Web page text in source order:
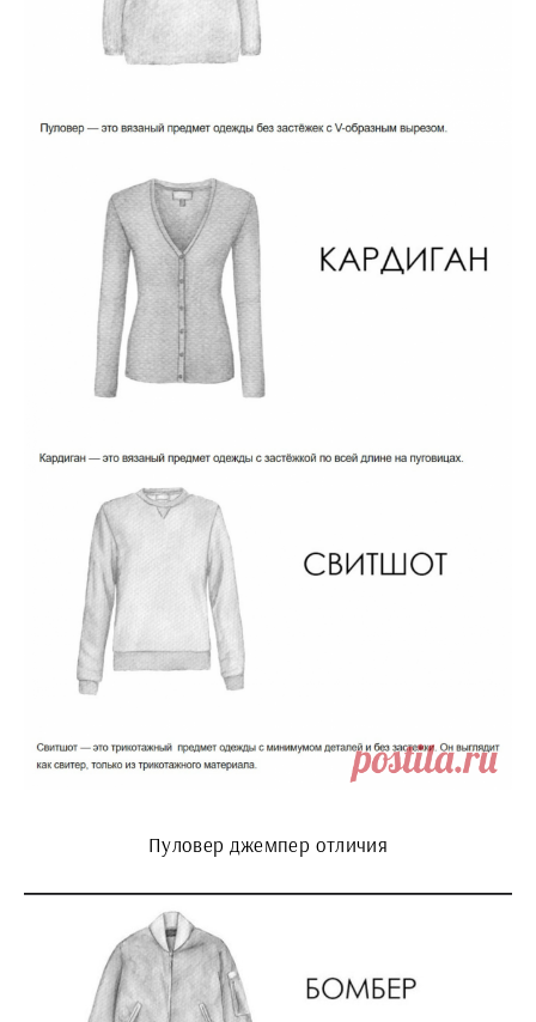
Пуловер джемпер отличия